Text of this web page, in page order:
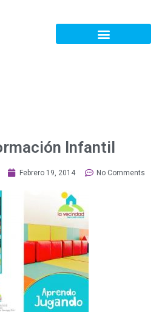
Infantil
Febrero 19, 2014 No Comments